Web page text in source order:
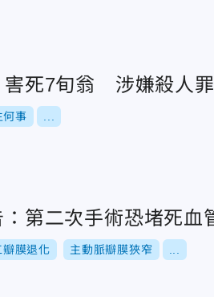
害死7旬翁 涉嫌殺人
何事
第二次手術恐堵死血
瓣膜退化 主動脈瓣膜狹窄